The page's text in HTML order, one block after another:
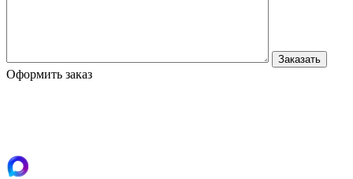
Оформить заказ